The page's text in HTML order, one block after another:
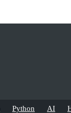
Python AI